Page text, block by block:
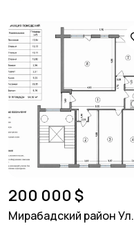
200 000 $
Мирабадский район Ул.